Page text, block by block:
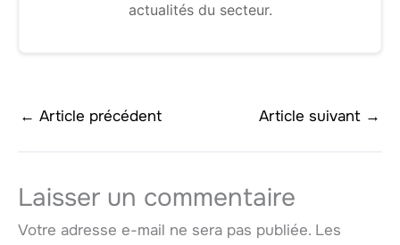
actualités du secteur.
← Article précédent Article suivant →
Laisser un commentaire
Votre adresse e-mail ne sera pas publiée. Les